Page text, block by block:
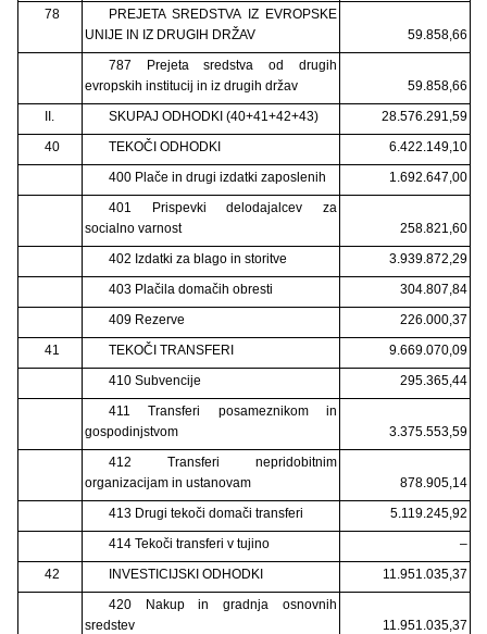
78
PREJETA SREDSTVA IZ EVROPSKE
UNIJE IN IZ DRUGIH DRŽAV
59.858,66
787 Prejeta sredstva od drugih
evropskih institucij in iz drugih držav
59.858,66
II.
SKUPAJ ODHODKI (40+41+42+43)
28.576.291,59
40
TEKOČI ODHODKI
6.422.149,10
400 Plače in drugi izdatki zaposlenih
1.692.647,00
401 Prispevki delodajalcev za
socialno varnost
258.821,60
402 Izdatki za blago in storitve
3.939.872,29
403 Plačila domačih obresti
304.807,84
409 Rezerve
226.000,37
41
TEKOČI TRANSFERI
9.669.070,09
410 Subvencije
295.365,44
411 Transferi posameznikom in
gospodinjstvom
3.375.553,59
412 Transferi nepridobitnim
organizacijam in ustanovam
878.905,14
413 Drugi tekoči domači transferi
5.119.245,92
414 Tekoči transferi v tujino
–
42
INVESTICIJSKI ODHODKI
11.951.035,37
420 Nakup in gradnja osnovnih
sredstev
11.951.035,37